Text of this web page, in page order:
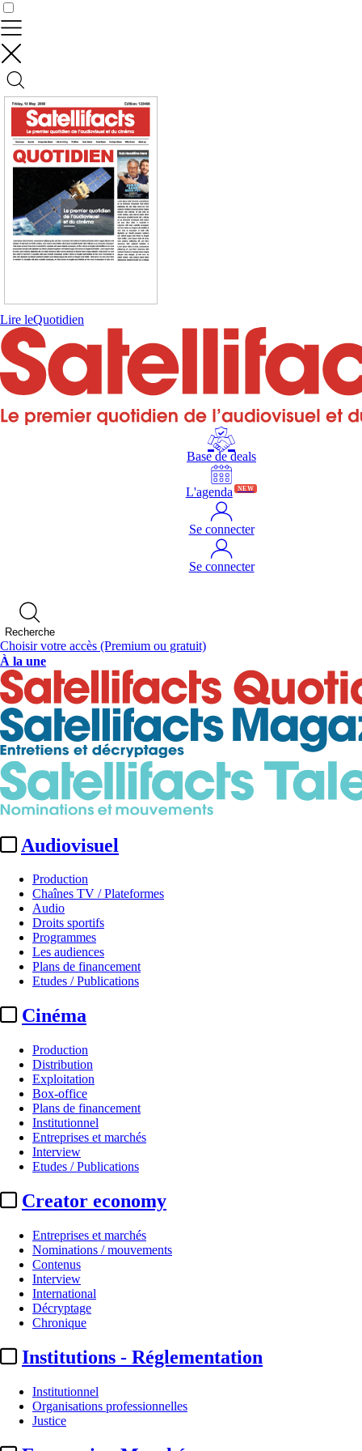
Lire leQuotidien
Base de deals
L'agenda NEW
Se connecter
Se connecter
Recherche
Choisir votre accès (Premium ou gratuit)
À la une
Audiovisuel
Production
Chaînes TV / Plateformes
Audio
Droits sportifs
Programmes
Les audiences
Plans de financement
Etudes / Publications
Cinéma
Production
Distribution
Exploitation
Box-office
Plans de financement
Institutionnel
Entreprises et marchés
Interview
Etudes / Publications
Creator economy
Entreprises et marchés
Nominations / mouvements
Contenus
Interview
International
Décryptage
Chronique
Institutions - Réglementation
Institutionnel
Organisations professionnelles
Justice
Contrôler vos données